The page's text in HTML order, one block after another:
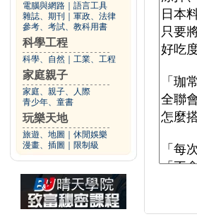
電腦與網路
語言工具
雜誌、期刊
軍政、法律
參考、考試、教科用書
科學工程
科學、自然 工業、工程
家庭親子
家庭、親子、人際
青少年、童書
玩樂天地
旅遊、地圖
休閒娛樂
漫畫、插圖
限制級